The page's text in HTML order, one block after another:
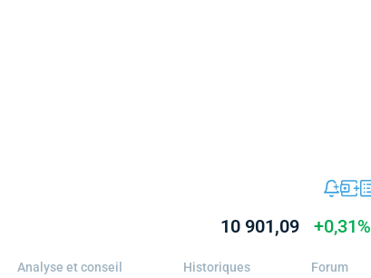
10 901,09 +0,31%
Analyse et conseil Historiques Forum